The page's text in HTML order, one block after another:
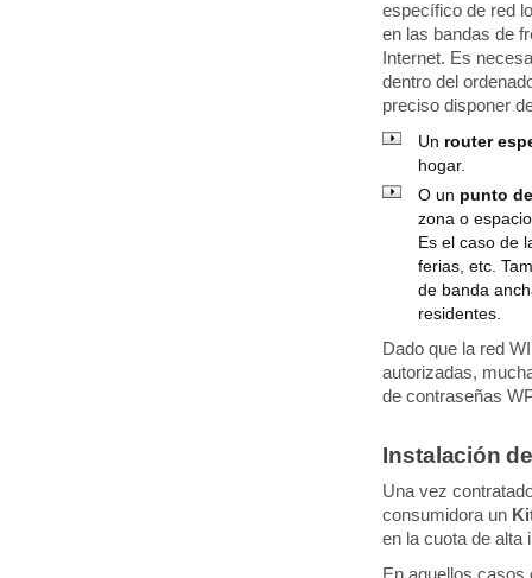
específico de red
en las bandas de
Internet. Es
dentro del
preciso disponer
Un router
hogar.
O un punto
zona o
Es el caso de
ferias, etc.
de banda
residentes.
Dado que la red
autorizadas,
de contraseñas
Instalación
Una vez
consumidora un
en la cuota de alta